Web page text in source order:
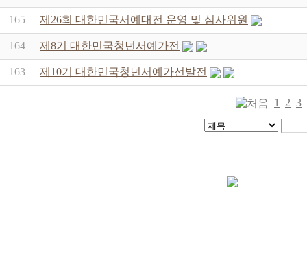
165 제26회 대한민국서예대전 운영 및 심사위원
164 제8기 대한민국청년서예가전
163 제10기 대한민국청년서예가선발전
1 2 3